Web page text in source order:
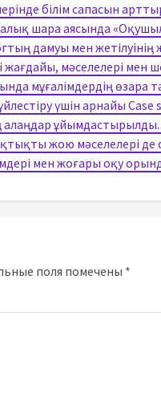
білім сапасын
шара аясында
дамуы мен жетілуінің
жағдайы, мәселелері
мұғалімдердің өзара
үшін арнайы Case
жою мәселелері де
мен жоғары оқу
поля помечены *